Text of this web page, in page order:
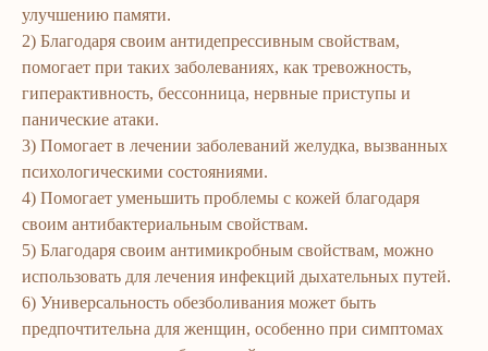
улучшению памяти.
2) Благодаря своим антидепрессивным свойствам,
помогает при таких заболеваниях, как тревожность,
гиперактивность, бессонница, нервные приступы и
панические атаки.
3) Помогает в лечении заболеваний желудка, вызванных
психологическими состояниями.
4) Помогает уменьшить проблемы с кожей благодаря
своим антибактериальным свойствам.
5) Благодаря своим антимикробным свойствам, можно
использовать для лечения инфекций дыхательных путей.
6) Универсальность обезболивания может быть
предпочтительна для женщин, особенно при симптомах
ERSAG
Bosh sahifa
Kompaniya haqida
Marketing
hamkor sayti
Katalog
Badlar va vitaminlar
Yuz va tana uchun